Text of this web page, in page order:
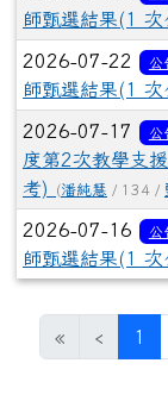
師甄選結果(1
2026-07-22 公
師甄選結果(1
2026-07-17 公
度第2次教學支
考)
(潘純慧 / 134 /
2026-07-16 公
師甄選結果(1
« ‹ 1 (